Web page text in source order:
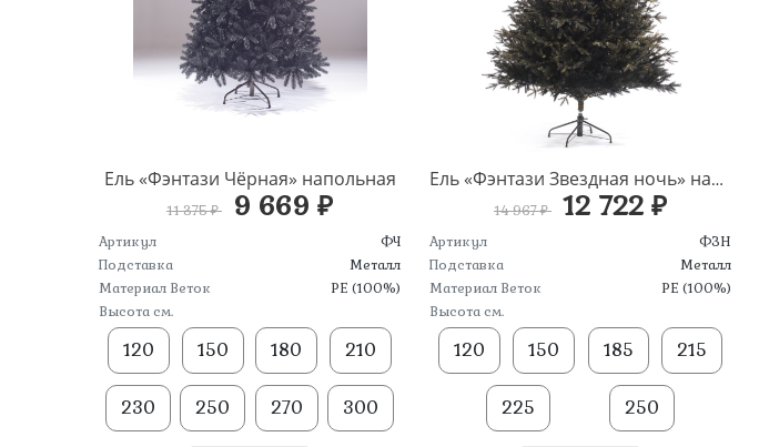
Ель «Фэнтази Чёрная» напольная
11 375 ₽ 9 669 ₽
Артикул
ФЧ
Подставка
Металл
Материал Веток
PE (100%)
Высота см.
120 150 180 210
230 250 270 300
Ель «Фэнтази Звездная ночь» напольная
14 967 ₽ 12 722 ₽
Артикул
ФЗН
Подставка
Металл
Материал Веток
PE (100%)
Высота см.
120 150 185 215
225 250